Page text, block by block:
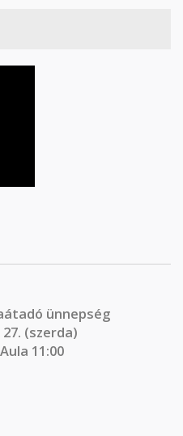
ünnepség
(szerda)
11:00